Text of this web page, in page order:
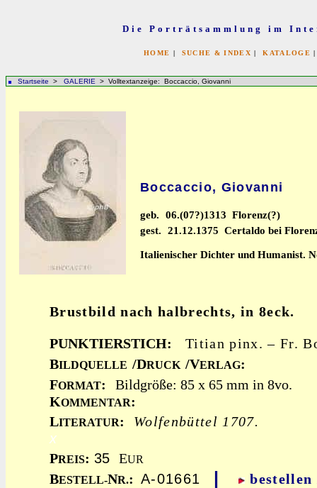
Die Porträtsammlung im
HOME | SUCHE & INDEX |KATALOGE
Startseite > GALERIE > Volltextanzeige: Boccaccio, Giovanni
Boccaccio, Giovanni
geb.
06.(07?)1313 Florenz(?)
gest.
21.12.1375 Certaldo bei
Italienischer Dichter und Humanist.
Brustbild nach halbrechts, in 8eck.
PUNKTIERSTICH:
Titian pinx. – Fr.
BILDQUELLE /DRUCK /VERLAG:
FORMAT:
Bildgröße: 85 x 65 mm in 8vo.
KOMMENTAR:
LITERATUR:
Wolfenbüttel 1707.
x
PREIS: 35 EUR
BESTELL-NR.: A-01661 |